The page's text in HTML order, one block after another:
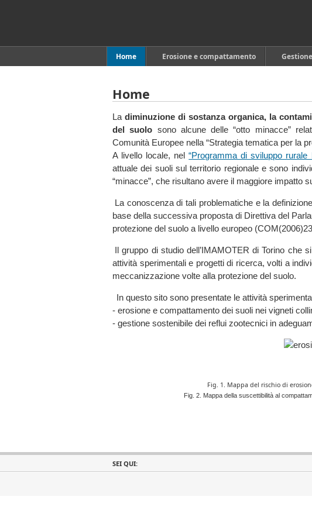
Home Erosione e compattamento
Home
Ladiminuzione di sostanza organica, la
del suolo sono alcune delle “otto minacce”
Comunità Europee nella “Strategia tematica per la
A livello locale, nel“Programma di sviluppo rurale
attuale dei suoli sul territorio regionale e sono
“minacce”, che risultano avere il maggiore impatto
La conoscenza di tali problematiche e la
base della successiva proposta di Direttiva del
protezione del suolo a livello europeo
Il gruppo di studio dell’IMAMOTER di Torino
attività sperimentali e progetti di ricerca, volti a
meccanizzazione volte alla protezione del suolo.
In questo sito sono presentate le attività
- erosione e compattamento dei suoli nei vigneti
- gestione sostenibile dei reflui zootecnici in
Fig. 1. Mappa del rischio di
Fig. 2. Mappa della suscettibilità al
SEI QUI: